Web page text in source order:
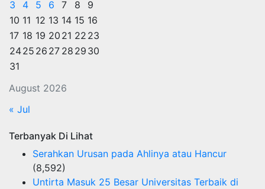
August 2026
3
4 5 6 7 8
9
10 11 12 13 14 15 16
17 18 19 20 21 22 23
2425 26 27 28 29 30
31
« Jul
Terbanyak Di Lihat
Serahkan Urusan pada Ahlinya atau Hancur
(8,592)
Untirta Masuk 25 Besar Universitas Terbaik di